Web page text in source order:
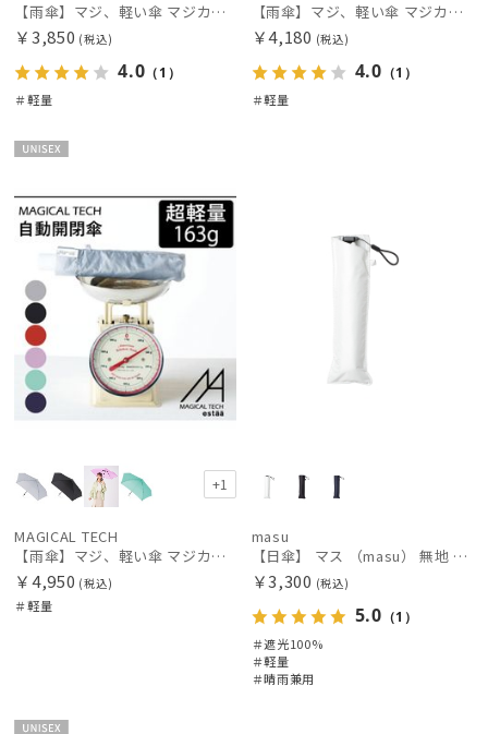
【雨傘】マジ、軽い傘 マジカルテック (MAGICAL TECH) 無地【公式ムーンバット】 レディース メンズ ユニセックス 男女兼用 晴雨兼用 超軽量 UV
￥3,850 (税込)
4.0 （1）
＃軽量
【雨傘】マジ、軽い傘 マジカルテック (MAGICAL TECH) 無地【公式ムーンバット】 レディース メンズ ユニセックス 男女兼用 晴雨兼用 超軽量 UV
￥4,180 (税込)
4.0 （1）
＃軽量
X
+1
MAGICAL TECH
【雨傘】マジ、軽い傘 マジカルテック (MAGICAL TECH) 自動開閉折りたたみ傘 無地【公式ムーンバット】 レディース メンズ ユニセックス 男女兼用 晴雨兼用 超軽量 UV
￥4,950 (税込)
＃軽量
masu
【日傘】 マス （masu） 無地 折りたたみ傘 【公式ムーンバット】 メンズ UV 晴雨兼用 プレゼント ギフト 軽量 晴雨兼用 グラスファイバー 楽々開閉
￥3,300 (税込)
5.0 （1）
＃遮光100%
＃軽量
＃晴雨兼用